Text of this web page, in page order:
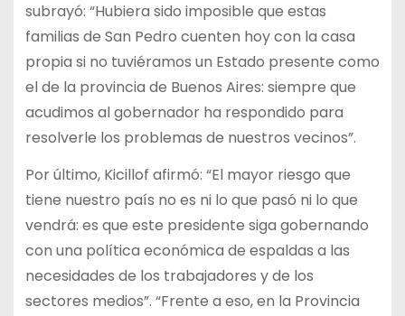
subrayó: “Hubiera sido imposible que estas
familias de San Pedro cuenten hoy con la casa
propia si no tuviéramos un Estado presente como
el de la provincia de Buenos Aires: siempre que
acudimos al gobernador ha respondido para
resolverle los problemas de nuestros vecinos”.
Por último, Kicillof afirmó: “El mayor riesgo que
tiene nuestro país no es ni lo que pasó ni lo que
vendrá: es que este presidente siga gobernando
con una política económica de espaldas a las
necesidades de los trabajadores y de los
sectores medios”. “Frente a eso, en la Provincia